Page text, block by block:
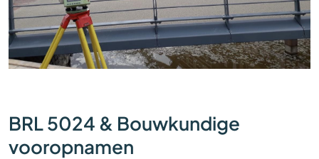
BRL 5024 & Bouwkundige
vooropnamen